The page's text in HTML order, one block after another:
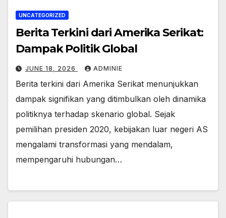
UNCATEGORIZED
Berita Terkini dari Amerika Serikat:
Dampak Politik Global
JUNE 18, 2026 ADMINIE
Berita terkini dari Amerika Serikat menunjukkan
dampak signifikan yang ditimbulkan oleh dinamika
politiknya terhadap skenario global. Sejak
pemilihan presiden 2020, kebijakan luar negeri AS
mengalami transformasi yang mendalam,
mempengaruhi hubungan…